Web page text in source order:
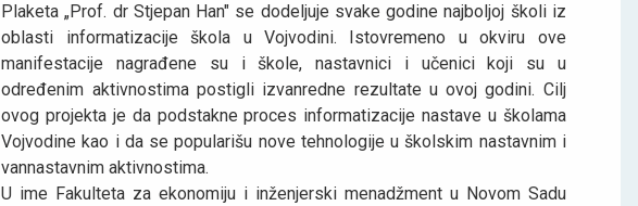
Plaketa „Prof. dr Stjepan Han" se dodelјuje svake godine najbolјoj školi iz
oblasti informatizacije škola u Vojvodini. Istovremeno u okviru ove
manifestacije nagrađene su i škole, nastavnici i učenici koji su u
određenim aktivnostima postigli izvanredne rezultate u ovoj godini. Cilј
ovog projekta je da podstakne proces informatizacije nastave u školama
Vojvodine kao i da se popularišu nove tehnologije u školskim nastavnim i
vannastavnim aktivnostima.
U ime Fakulteta za ekonomiju i inženjerski menadžment u Novom Sadu